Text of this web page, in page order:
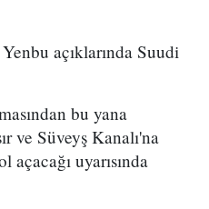
açıklarında Suudi
bu yana
ve Süveyş Kanalı'na
açacağı uyarısında